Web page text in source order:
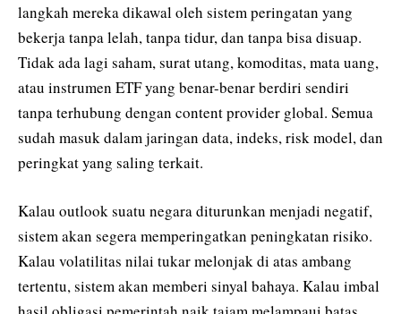
langkah mereka dikawal oleh sistem peringatan yang
bekerja tanpa lelah, tanpa tidur, dan tanpa bisa disuap.
Tidak ada lagi saham, surat utang, komoditas, mata uang,
atau instrumen ETF yang benar-benar berdiri sendiri
tanpa terhubung dengan content provider global. Semua
sudah masuk dalam jaringan data, indeks, risk model, dan
peringkat yang saling terkait.
Kalau outlook suatu negara diturunkan menjadi negatif,
sistem akan segera memperingatkan peningkatan risiko.
Kalau volatilitas nilai tukar melonjak di atas ambang
tertentu, sistem akan memberi sinyal bahaya. Kalau imbal